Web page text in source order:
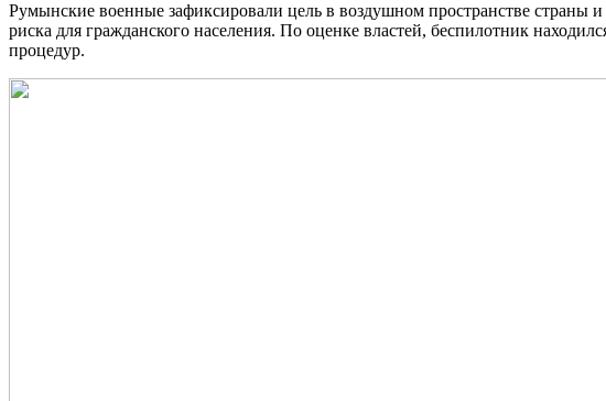
Румынские военные зафиксировали цель в воздушном пространстве страны
риска для гражданского населения. По оценке властей, беспилотник
процедур.